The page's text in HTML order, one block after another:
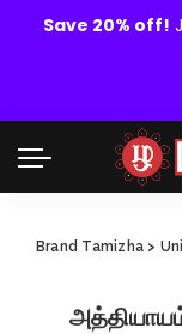
Save 20% off!
Brand Tamizha >